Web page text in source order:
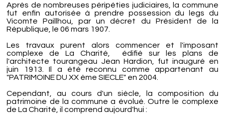
Après de nombreuses péripéties judiciaires, la commune
fut enfin autorisée à prendre possession du legs du
Vicomte Paillhou, par un décret du Président de la
République, le 06 mars 1907.
Les travaux purent alors commencer et l'imposant
complexe de La Charité, édifié sur les plans de
l'architecte tourangeau Jean Hardion, fut inauguré en
juin 1913. Il a été reconnu comme appartenant au
"PATRIMOINE DU XX ème SIECLE" en 2004.
Cependant, au cours d'un siècle, la composition du
patrimoine de la commune a évolué. Outre le complexe
de La Charité, il comprend aujourd'hui :